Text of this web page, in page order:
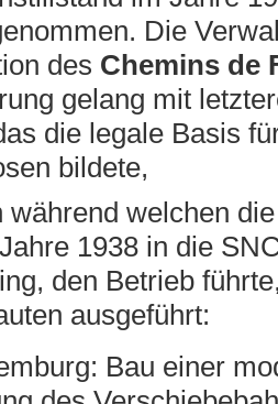
Die
des Chemins de
gelang mit
die legale Basis
bildete,
während welchen
1938 in die
den Betrieb
ausgeführt:
Bau einer